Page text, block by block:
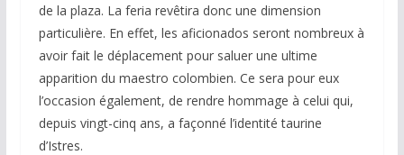
de la plaza. La feria revêtira donc une dimension
particulière. En effet, les aficionados seront nombreux à
avoir fait le déplacement pour saluer une ultime
apparition du maestro colombien. Ce sera pour eux
l’occasion également, de rendre hommage à celui qui,
depuis vingt-cinq ans, a façonné l’identité taurine
d’Istres.